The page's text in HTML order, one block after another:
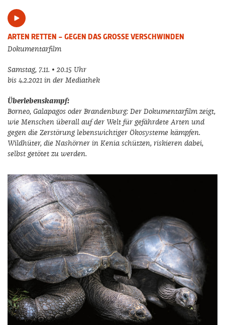
ARTEN RETTEN – GEGEN DAS GROSSE VERSCHWINDEN
Dokumentarfilm
Samstag, 7.11. • 20.15 Uhr
bis 4.2.2021 in der Mediathek
Überlebenskampf:
Borneo, Galapagos oder Brandenburg: Der Dokumentarfilm zeigt,
wie Menschen überall auf der Welt für gefährdete Arten und
gegen die Zerstörung lebenswichtiger Ökosysteme kämpfen.
Wildhüter, die Nashörner in Kenia schützen, riskieren dabei,
selbst getötet zu werden.